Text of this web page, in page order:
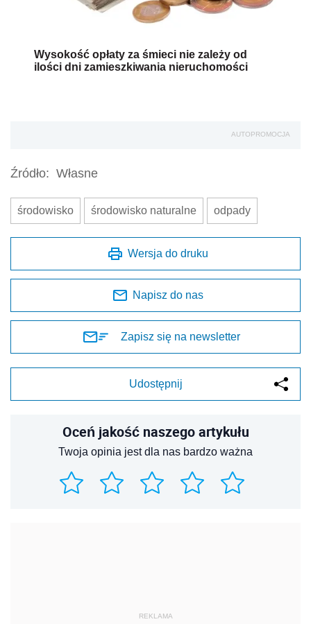
Wysokość opłaty za śmieci nie zależy od
ilości dni zamieszkiwania nieruchomości
AUTOPROMOCJA
Źródło: Własne
środowisko środowisko naturalne odpady
Wersja do druku
Napisz do nas
Zapisz się na newsletter
Udostępnij
Oceń jakość naszego artykułu
Twoja opinia jest dla nas bardzo ważna
REKLAMA